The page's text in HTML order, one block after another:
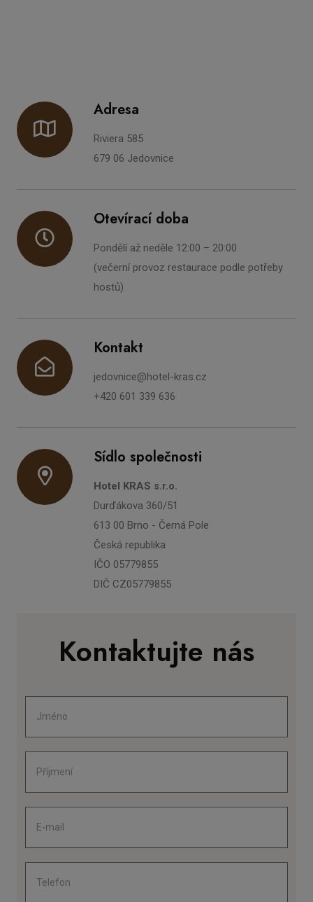
Adresa
Riviera 585
679 06 Jedovnice
Otevírací doba
Pondělí až neděle 12:00 – 20:00
(večerní provoz restaurace podle potřeby
hostů)
Kontakt
jedovnice@hotel-kras.cz
+420 601 339 636
Sídlo společnosti
Hotel KRAS s.r.o.
Durďákova 360/51
613 00 Brno - Černá Pole
Česká republika
IČO 05779855
DIČ CZ05779855
Kontaktujte nás